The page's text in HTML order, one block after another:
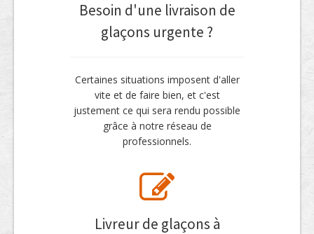
Besoin d'une livraison de
glaçons urgente ?
Certaines situations imposent d'aller
vite et de faire bien, et c'est
justement ce qui sera rendu possible
grâce à notre réseau de
professionnels.
Livreur de glaçons à